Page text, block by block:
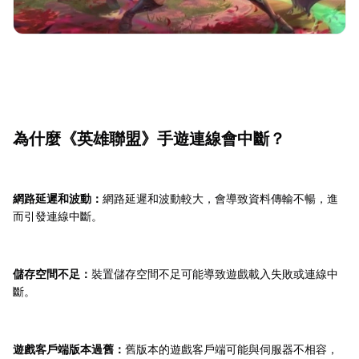
為什麼《英雄聯盟》手遊連線會中斷？
網路延遲和波動： 網路延遲和波動較大，會導致資料傳輸不暢，進
而引發連線中斷。
儲存空間不足： 裝置儲存空間不足可能導致遊戲載入失敗或連線中
斷。
遊戲客戶端版本過舊： 舊版本的遊戲客戶端可能與伺服器不相容，